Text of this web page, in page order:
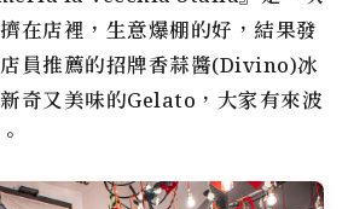
在店裡，生意爆棚的好，結果發
員推薦的招牌香蒜醬(Divino)冰
奇又美味的Gelato，大家有來波